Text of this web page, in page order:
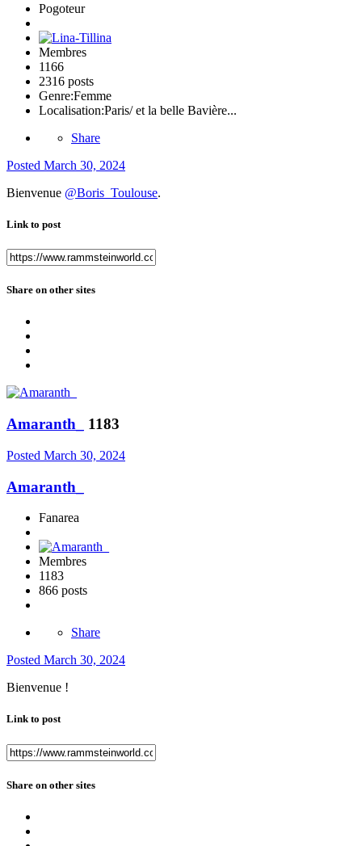
Pogoteur
Membres
1166
2316 posts
Genre:Femme
Localisation:Paris/ et la belle Bavière...
Share
Posted March 30, 2024
Bienvenue @Boris_Toulouse.
Link to post
Share on other sites
Amaranth_ 1183
Posted March 30, 2024
Amaranth_
Fanarea
Membres
1183
866 posts
Share
Posted March 30, 2024
Bienvenue !
Link to post
Share on other sites